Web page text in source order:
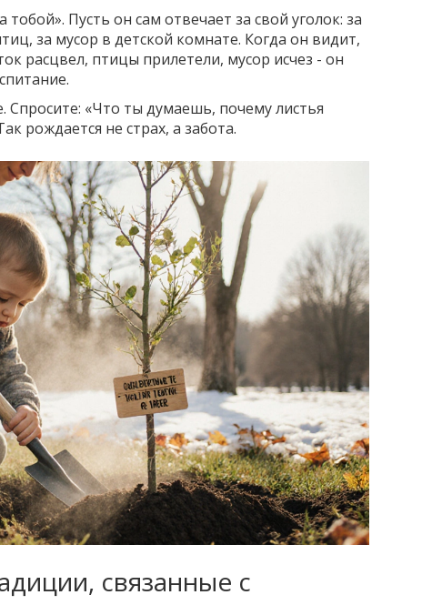
Пусть он сам отвечает за свой уголок: за
за мусор в детской комнате. Когда он видит,
расцвел, птицы прилетели, мусор исчез - он
Спросите: «Что ты думаешь, почему листья
рождается не страх, а забота.
связанные с